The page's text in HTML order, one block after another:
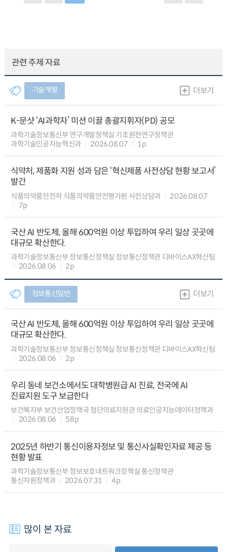
관련 주제 자료
기술개발 더보기
K-문샷 ‘AI과학자’ 미션 이끌 총괄지휘자(PD) 공모
과학기술정보통신부 연구개발정책실 기초원천연구정책관
과학기술인공지능혁신과
2026.08.07 1p
식약처, 제품화 지원 성과 담은 ‘혁신제품 사전상담 현황 보고서’
발간
식품의약품안전처 식품의약품안전평가원 사전상담과
2026.08.07
7p
국산 AI 반도체, 올해 600억원 이상 투입하여 우리 일상 곳곳에
대규모 확산한다.
과학기술정보통신부 정보통신정책실 정보통신정책관 디바이스AX혁신팀
2026.08.06
2p
정보통신일반 더보기
국산 AI 반도체, 올해 600억원 이상 투입하여 우리 일상 곳곳에
대규모 확산한다.
과학기술정보통신부 정보통신정책실 정보통신정책관 디바이스AX혁신팀
2026.08.06
2p
우리 동네 보건소에서도 대학병원급 AI 진료, 전국에 AI
진료지원 도구 보급한다
보건복지부 보건산업정책국 첨단의료지원관 의료인공지능데이터정책과
2026.08.06
58p
2025년 하반기 통신이용자정보 및 통신사실확인자료 제공 등
현황 발표
과학기술정보통신부 정보보호네트워크정책실 통신정책관
통신자원정책과
2026.07.31 4p
많이 본 자료